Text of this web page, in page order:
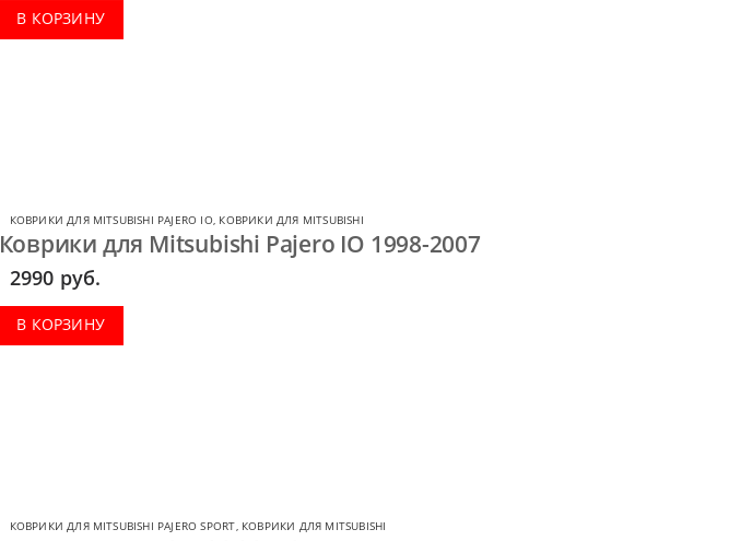
В КОРЗИНУ
КОВРИКИ ДЛЯ MITSUBISHI PAJERO IO, КОВРИКИ ДЛЯ MITSUBISHI
Коврики для Mitsubishi Pajero IO 1998-2007
2990 руб.
В КОРЗИНУ
КОВРИКИ ДЛЯ MITSUBISHI PAJERO SPORT, КОВРИКИ ДЛЯ MITSUBISHI